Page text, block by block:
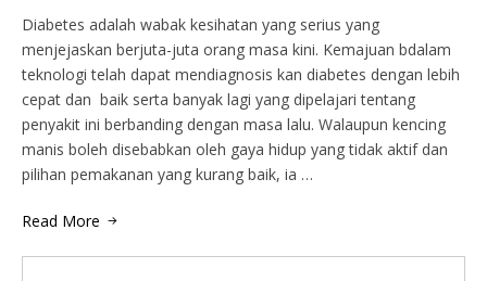
Diabetes adalah wabak kesihatan yang serius yang
menjejaskan berjuta-juta orang masa kini. Kemajuan bdalam
teknologi telah dapat mendiagnosis kan diabetes dengan lebih
cepat dan baik serta banyak lagi yang dipelajari tentang
penyakit ini berbanding dengan masa lalu. Walaupun kencing
manis boleh disebabkan oleh gaya hidup yang tidak aktif dan
pilihan pemakanan yang kurang baik, ia …
Read More